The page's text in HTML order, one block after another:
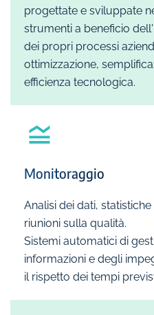
progettate e sviluppate
strumenti a beneficio
dei propri processi
ottimizzazione,
efficienza tecnologica.
Monitoraggio
Analisi dei dati,
riunioni sulla qualità.
Sistemi automatici di
informazioni e degli
il rispetto dei tempi